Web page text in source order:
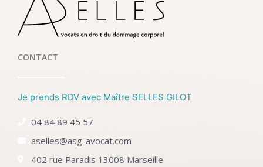
CONTACT
Je prends RDV avec Maître SELLES GILOT
04 84 89 45 57
aselles@asg-avocat.com
402 rue Paradis 13008 Marseille